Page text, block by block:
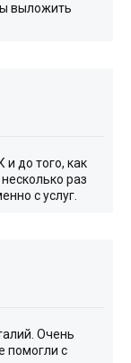
выложить
до того, как
раз
с услуг.
Очень
помогли с